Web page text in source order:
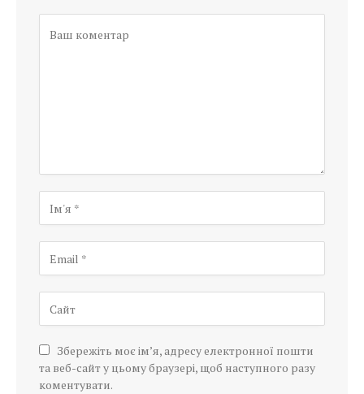
Збережіть моє ім’я, адресу електронної пошти
та веб-сайт у цьому браузері, щоб наступного разу
коментувати.